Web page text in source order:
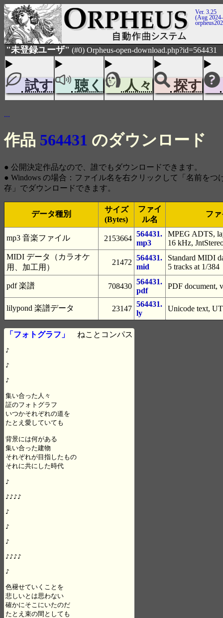
Ver. 3.25
(Aug
"未登録ユーザ" (#0) Orpheus-open-download.php?id=564431
試す 聴く 人々 探す
...
作品 564431 のダウンロード
● 公開決定作品なので、誰でもダウンロードできます。
● Windows の場合：ファイル名を右クリックして「名前をつ
存」でダウンロードできます。
データ種別
サイズ
(Bytes)
ファイ
ル名
フ
mp3 音楽ファイル 2153664
564431.
mp3
MPEG ADTS,
16 kHz,
MIDI データ（カラオケ
用、加工用）
21472
564431.
mid
Standard MIDI
5 tracks at 1/384
pdf 楽譜 708430
564431.
pdf
PDF document,
lilypond 楽譜データ 23147
564431.
ly
Unicode text,
「フォトグラフ」 ねことコンパス
♪
♪
♪
集い合った人々
証のフォトグラフ
いつかそれぞれの道を
たとえ愛していても
背景には何がある
集い合った建物
それぞれが目指したもの
それに共にした時代
♪
♪♪♪♪
♪
♪
♪
♪♪♪♪
♪
色褪せていくことを
悲しいとは思わない
確かにそこにいたのだ
たとえ束の間としても